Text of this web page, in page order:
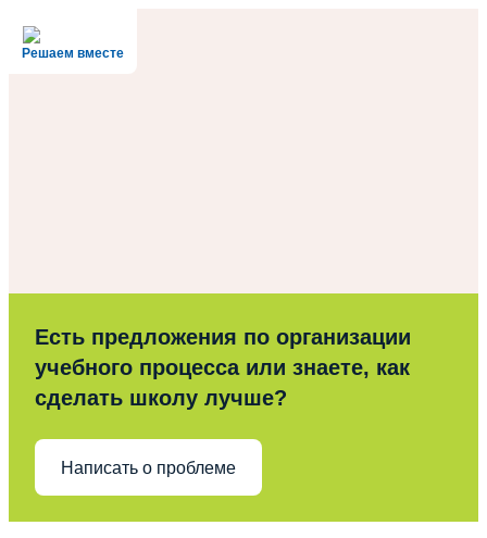
Решаем вместе
Есть предложения по организации
учебного процесса или знаете, как
сделать школу лучше?
Написать о проблеме